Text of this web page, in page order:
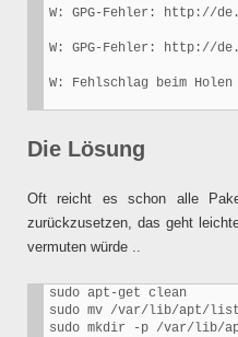
W: GPG-Fehler: http://
W: GPG-Fehler: http://
Die Lösung
Oft reicht es schon alle
zurückzusetzen, das geht
vermuten würde ..
sudo apt-get clean
sudo mv /var/lib/apt/
sudo mkdir -p /var/lib/